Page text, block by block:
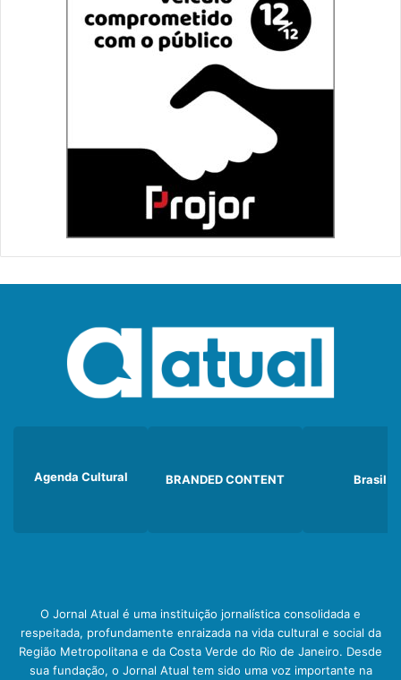
Agenda Cultural BRANDED CONTENT Brasil
O Jornal Atual é uma instituição jornalística consolidada e
respeitada, profundamente enraizada na vida cultural e social da
Região Metropolitana e da Costa Verde do Rio de Janeiro. Desde
sua fundação, o Jornal Atual tem sido uma voz importante na